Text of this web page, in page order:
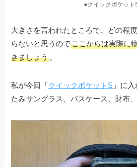
●クイックポケット
大きさを言われたところで、どの程
らないと思うのでここからは実際に
きましょう 。
私が今回「クイックポケットS 」に
たみサングラス、パスケース、財布